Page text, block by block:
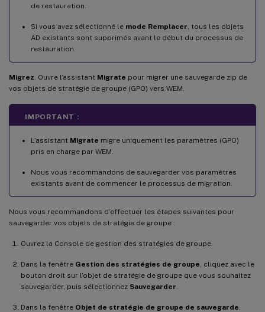
de restauration.
Si vous avez sélectionné le mode Remplacer , tous les objets
AD existants sont supprimés avant le début du processus de
restauration.
Migrez . Ouvre l’assistant Migrate pour migrer une sauvegarde zip de
vos objets de stratégie de groupe (GPO) vers WEM.
IMPORTANT :
L’assistant Migrate migre uniquement les paramètres (GPO)
pris en charge par WEM.
Nous vous recommandons de sauvegarder vos paramètres
existants avant de commencer le processus de migration.
Nous vous recommandons d’effectuer les étapes suivantes pour
sauvegarder vos objets de stratégie de groupe :
Ouvrez la Console de gestion des stratégies de groupe.
Dans la fenêtre Gestion des stratégies de groupe , cliquez avec le
bouton droit sur l’objet de stratégie de groupe que vous souhaitez
sauvegarder, puis sélectionnez Sauvegarder
Dans la fenêtre Objet de stratégie de groupe de sauvegarde